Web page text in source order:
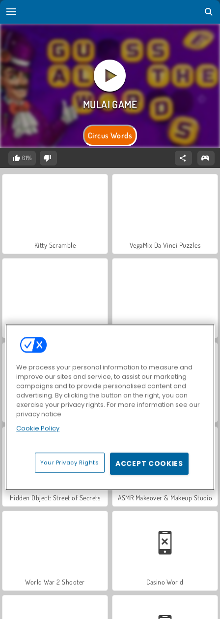
Circus Words
61%
Kitty Scramble VegaMix Da Vinci Puzzles
TRZ Pop It
Hidden Object: Street of Secrets ASMR Makeover & Makeup Studio
World War 2 Shooter Casino World
We process your personal information to measure and
improve our sites and service, to assist our marketing
campaigns and to provide personalised content and
advertising. By clicking the button on the right, you can
exercise your privacy rights. For more information see our
privacy notice
Cookie Policy
Your Privacy Rights ACCEPT COOKIES